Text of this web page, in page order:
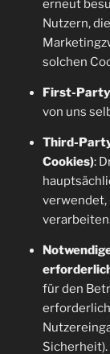
erneut
Nutzern,
solchen
First-
von uns
Third-
Cookies):
verwendet,
für den
erforderlich
Sicherheit).